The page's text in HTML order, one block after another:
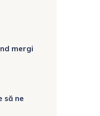
mergi
să ne